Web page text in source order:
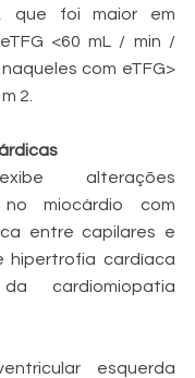
que foi maior em
<60 mL / min /
com eTFG>
2.
alterações
no miocárdio com
entre capilares e
hipertrofia cardíaca
cardiomiopatia
esquerda